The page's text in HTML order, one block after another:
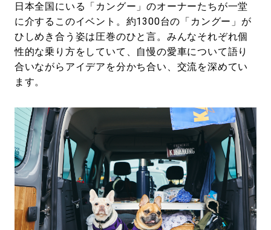
日本全国にいる「カングー」のオーナーたちが一堂
に介するこのイベント。約1300台の「カングー」が
ひしめき合う姿は圧巻のひと言。みんなそれぞれ個
性的な乗り方をしていて、自慢の愛車について語り
合いながらアイデアを分かち合い、交流を深めてい
ます。